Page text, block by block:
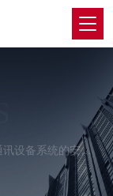
设备系统的安装方法